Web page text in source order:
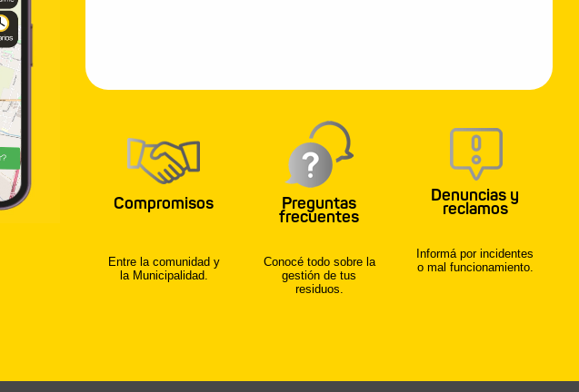
Compromisos
Entre la comunidad y
la Municipalidad.
Preguntas
frecuentes
Conocé todo sobre la
gestión de tus
residuos.
Denuncias y
reclamos
Informá por incidentes
o mal funcionamiento.
Georeferenciación en tiempo real de
Notificaciones push instantáneas con
tiempo estimado de llegada del camión
de recolección.
consultas, denuncias y reclamos.
vegetales, y contenedores pilas.